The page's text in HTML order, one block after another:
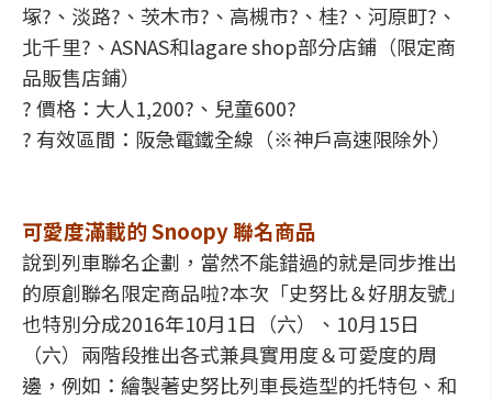
塚?、淡路?、茨木市?、高槻市?、桂?、河原町?、
北千里?、ASNAS和lagare shop部分店鋪（限定商
品販售店鋪）
? 價格：大人1,200?、兒童600?
? 有效區間：阪急電鐵全線（※神戶高速限除外）
可愛度滿載的 Snoopy 聯名商品
說到列車聯名企劃，當然不能錯過的就是同步推出
的原創聯名限定商品啦?本次「史努比＆好朋友號」
也特別分成2016年10月1日（六）、10月15日
（六）兩階段推出各式兼具實用度＆可愛度的周
邊，例如：繪製著史努比列車長造型的托特包、和